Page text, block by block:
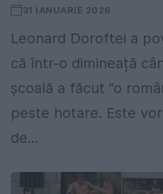
31 IANUARIE 2026
Leonard Doroftei a
că într-o dimineață
școală a făcut ”o
peste hotare. Este
de...